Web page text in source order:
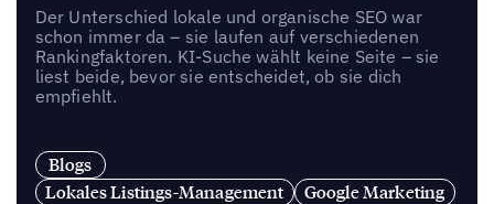
Der Unterschied lokale und organische SEO war
schon immer da – sie laufen auf verschiedenen
Rankingfaktoren. KI-Suche wählt keine Seite – sie
liest beide, bevor sie entscheidet, ob sie dich
empfiehlt.
Blogs
Lokales Listings-Management
Google Marketing